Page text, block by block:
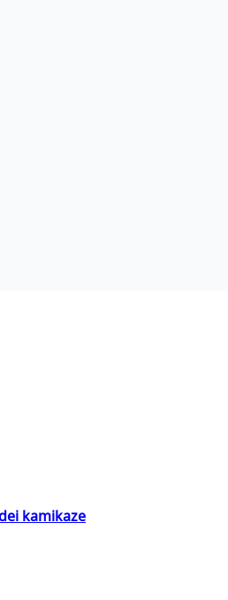
kamikaze